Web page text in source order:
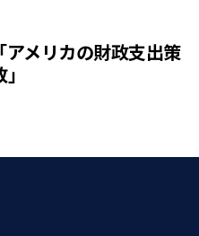
メリカの財政支出策